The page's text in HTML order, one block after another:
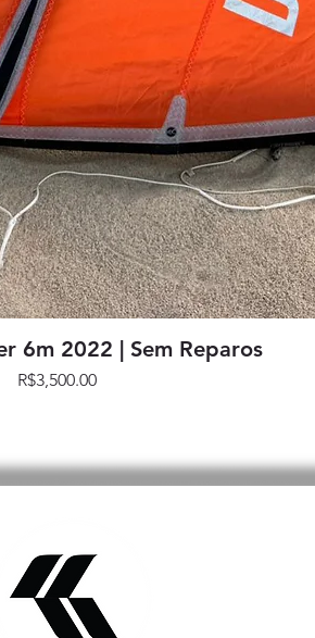
Quick View
6m 2022 | Sem Reparos
Price
R$3,500.00